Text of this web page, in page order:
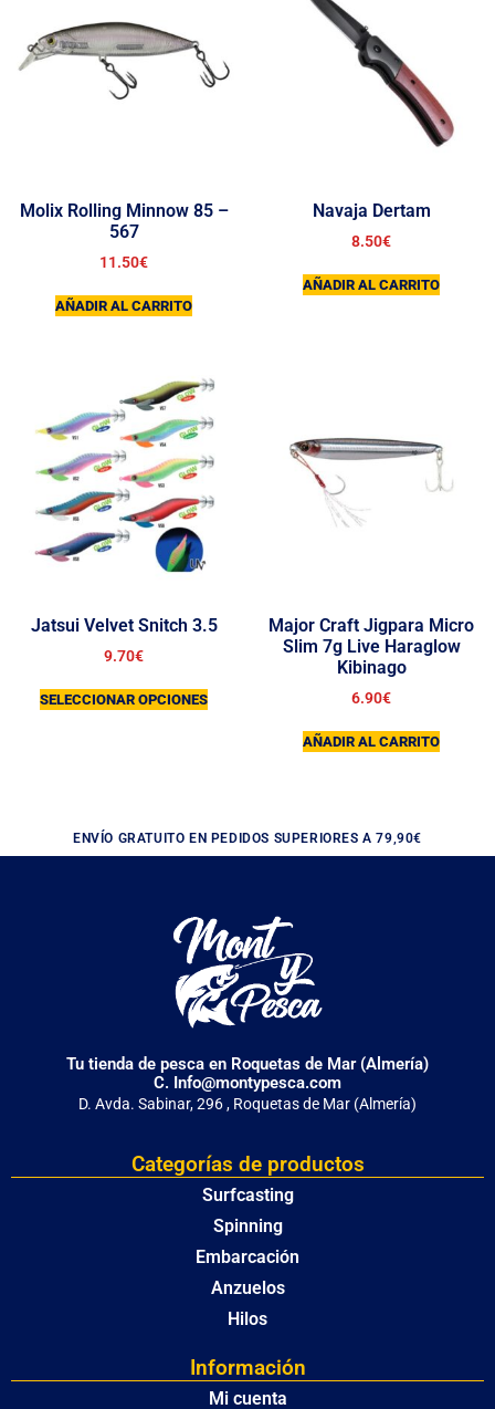
Molix Rolling Minnow 85 –
567
11.50€
AÑADIR AL CARRITO
Navaja Dertam
8.50€
AÑADIR AL CARRITO
Jatsui Velvet Snitch 3.5
9.70€
SELECCIONAR OPCIONES
Major Craft Jigpara Micro
Slim 7g Live Haraglow
Kibinago
6.90€
AÑADIR AL CARRITO
ENVÍO GRATUITO EN PEDIDOS SUPERIORES A 79,90€
Tu tienda de pesca en Roquetas de Mar (Almería)
C. Info@montypesca.com
D. Avda. Sabinar, 296 , Roquetas de Mar (Almería)
Categorías de productos
Surfcasting
Spinning
Embarcación
Anzuelos
Hilos
Información
Mi cuenta